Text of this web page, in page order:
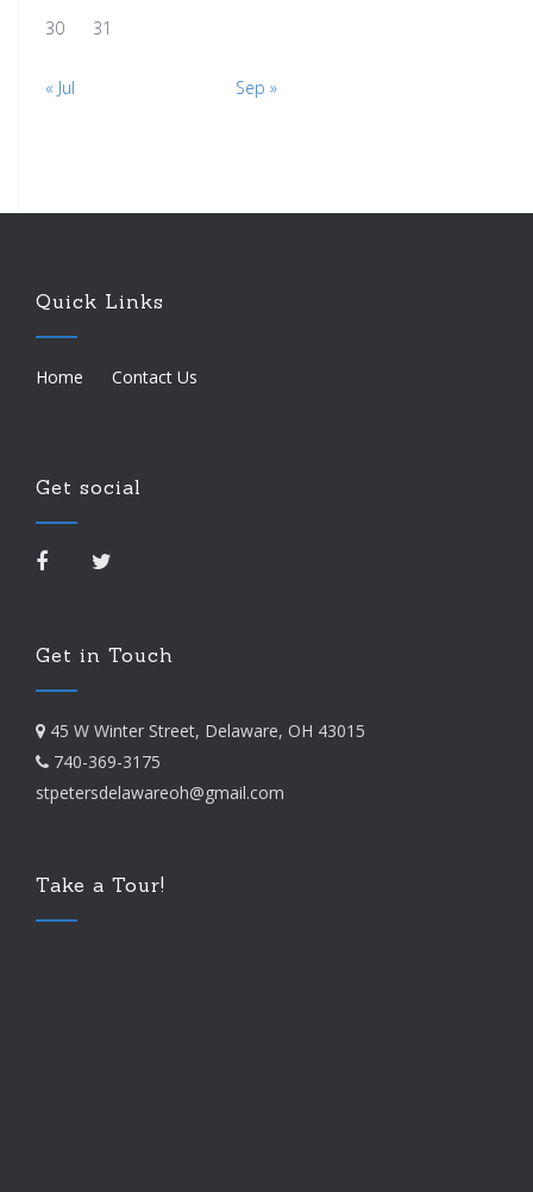
30 31
« Jul Sep »
Quick Links
Home Contact Us
Get social
Get in Touch
45 W Winter Street, Delaware, OH 43015
740-369-3175
stpetersdelawareoh@gmail.com
Take a Tour!